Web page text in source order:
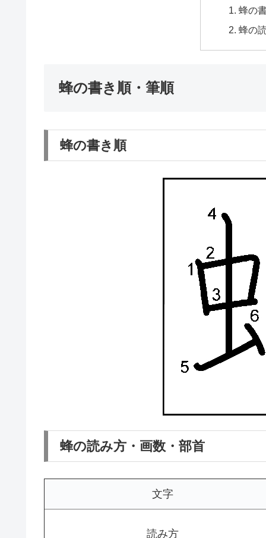
蜂の
蜂の
蜂の書き順・筆順
蜂の書き順
蜂の読み方・画数・部首
文字
読み方